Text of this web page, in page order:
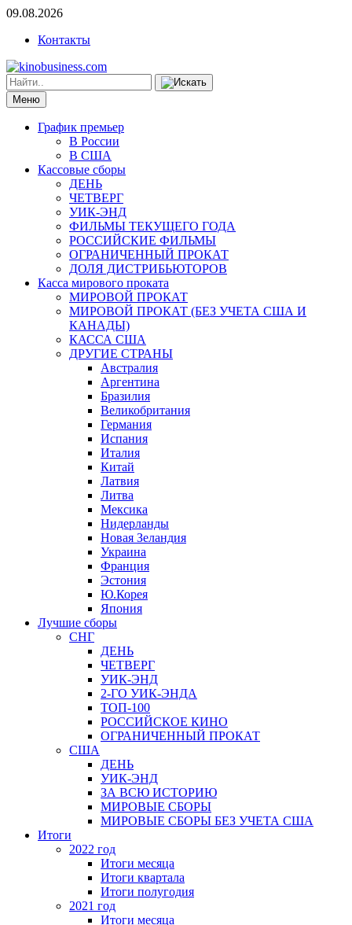
09.08.2026
Контакты
Меню
График премьер
В России
В США
Кассовые сборы
ДЕНЬ
ЧЕТВЕРГ
УИК-ЭНД
ФИЛЬМЫ ТЕКУЩЕГО ГОДА
РОССИЙСКИЕ ФИЛЬМЫ
ОГРАНИЧЕННЫЙ ПРОКАТ
ДОЛЯ ДИСТРИБЬЮТОРОВ
Касса мирового проката
МИРОВОЙ ПРОКАТ
МИРОВОЙ ПРОКАТ (БЕЗ УЧЕТА США И
КАНАДЫ)
КАССА США
ДРУГИЕ СТРАНЫ
Австралия
Аргентина
Бразилия
Великобритания
Германия
Испания
Италия
Китай
Латвия
Литва
Мексика
Нидерланды
Новая Зеландия
Украина
Франция
Эстония
Ю.Корея
Япония
Лучшие сборы
СНГ
ДЕНЬ
ЧЕТВЕРГ
УИК-ЭНД
2-ГО УИК-ЭНДА
ТОП-100
РОССИЙСКОЕ КИНО
ОГРАНИЧЕННЫЙ ПРОКАТ
США
ДЕНЬ
УИК-ЭНД
ЗА ВСЮ ИСТОРИЮ
МИРОВЫЕ СБОРЫ
МИРОВЫЕ СБОРЫ БЕЗ УЧЕТА США
Итоги
2022 год
Итоги месяца
Итоги квартала
Итоги полугодия
2021 год
Итоги месяца